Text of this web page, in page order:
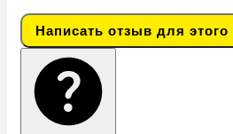
Написать отзыв для этого